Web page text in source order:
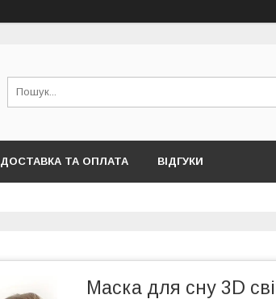
ДОСТАВКА ТА ОПЛАТА ВІДГУКИ
Маска для сну 3D